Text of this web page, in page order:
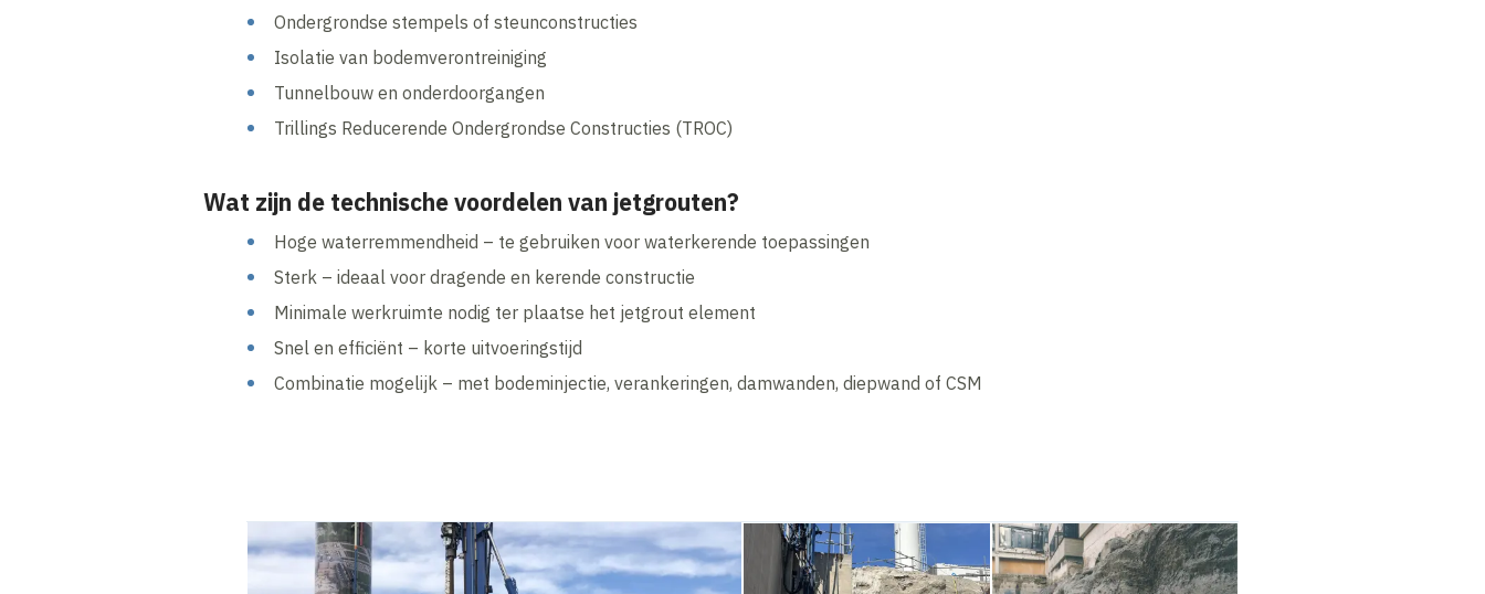
Ondergrondse stempels of steunconstructies
Isolatie van bodemverontreiniging
Tunnelbouw en onderdoorgangen
Trillings Reducerende Ondergrondse Constructies (TROC)
Wat zijn de technische voordelen van jetgrouten?
Hoge waterremmendheid – te gebruiken voor waterkerende toepassingen
Sterk – ideaal voor dragende en kerende constructie
Minimale werkruimte nodig ter plaatse het jetgrout element
Snel en efficiënt – korte uitvoeringstijd
Combinatie mogelijk – met bodeminjectie, verankeringen, damwanden, diepwand of CSM